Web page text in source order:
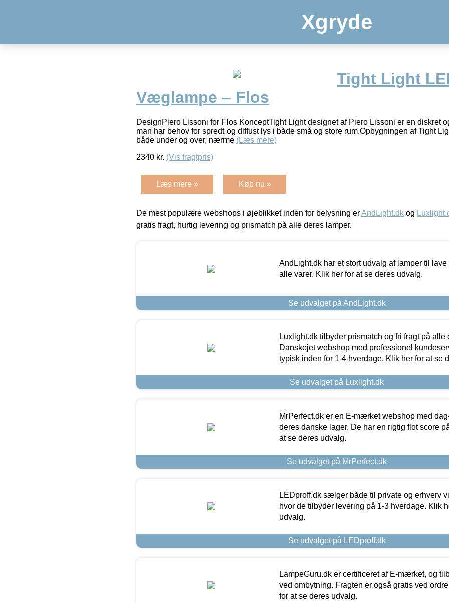
Xgryde
Tight Light
Væglampe – Flos
DesignPiero Lissoni for Flos KonceptTight Light designet af Piero Lissoni er en diskret
man har behov for spredt og diffust lys i både små og store rum.Opbygningen af Tight
både under og over, nærme (Læs mere)
2340 kr. (Vis fragtpris)
Læs mere » Køb nu »
De mest populære webshops i øjeblikket inden for belysning erAndLight.dk og
gratis fragt, hurtig levering og prismatch på alle deres lamper.
AndLight.dk har et stort udvalg af lamper til lave
alle varer. Klik her for at se deres udvalg.
Se udvalget på AndLight.dk
Luxlight.dk tilbyder prismatch og fri fragt på alle
Danskejet webshop med professionel
typisk inden for 1-4 hverdage. Klik her for at se
Se udvalget på Luxlight.dk
MrPerfect.dk er en E-mærket webshop med
deres danske lager. De har en rigtig flot score
at se deres udvalg.
Se udvalget på MrPerfect.dk
LEDproff.dk sælger både til private og erhverv
hvor de tilbyder levering på 1-3 hverdage. Klik
udvalg.
Se udvalget på LEDproff.dk
LampeGuru.dk er certificeret af E-mærket, og
ved ombytning. Fragten er også gratis ved
for at se deres udvalg.